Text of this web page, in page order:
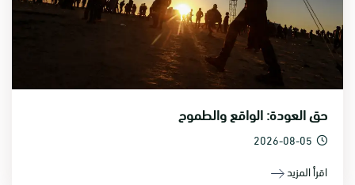
حق العودة: الواقع والطموح
2026-08-05
اقرأ المزيد